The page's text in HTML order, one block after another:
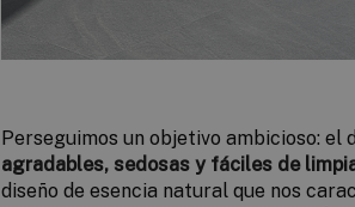
Perseguimos un objetivo ambicioso: el
agradables, sedosas y fáciles de
diseño de esencia natural que nos